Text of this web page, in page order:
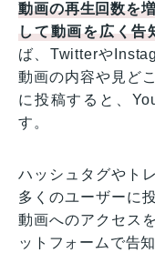
動画の再生回数を
して動画を広く告
ば、Twitterや
動画の内容や見ど
に投稿すると、
す。
ハッシュタグやト
多くのユーザーに
動画へのアクセス
ットフォームで告